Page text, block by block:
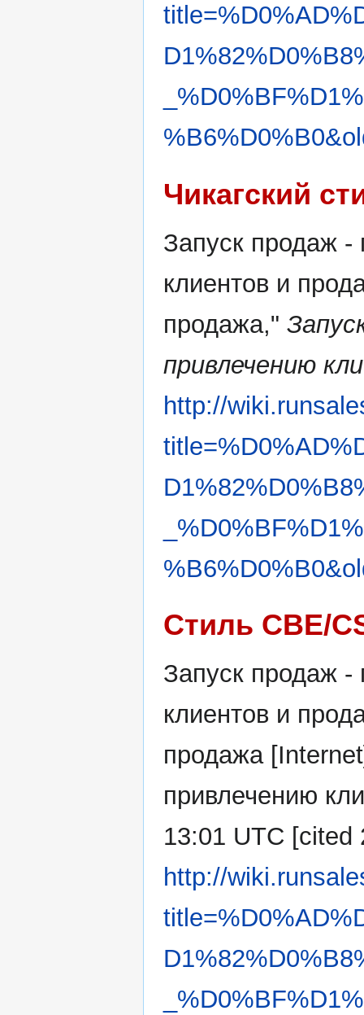
Чикагский
Запуск продаж -
клиентов и
продажа,"
привлечению
http://
Стиль CBE/
Запуск продаж -
клиентов и
продажа
привлечению
13:01 UTC [cited
http://